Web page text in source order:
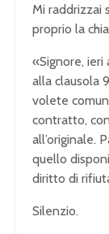
Mi raddrizzai
proprio la
«Signore,
alla clausola
volete
contratto,
all’originale.
quello
diritto di
Silenzio.